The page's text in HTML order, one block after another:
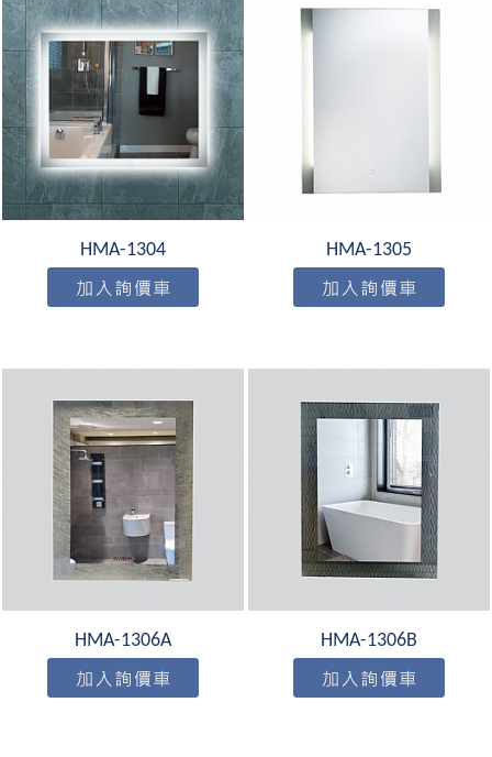
HMA-1304 HMA-1305
HMA-1306A HMA-1306B